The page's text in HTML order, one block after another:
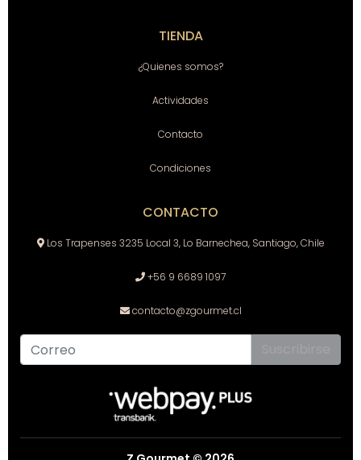
TIENDA
¿Quienes somos?
Actividades
Contacto
Condiciones
CONTACTO
Los Trapenses 3235 Local 3, Lo Barnechea, Santiago, Chile
+56 9 6689 1097
contacto@zgourmet.cl